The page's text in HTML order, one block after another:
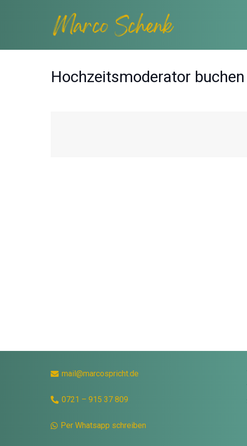
Hochzeitsmoderator buchen
mail@marcospricht.de
0721 – 915 37 809
Per Whatsapp schreiben